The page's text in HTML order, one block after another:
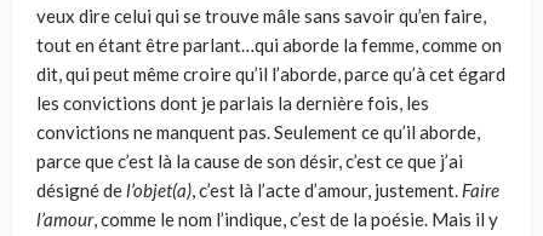
veux dire celui qui se trouve mâle sans savoir qu’en faire,
tout en étant être parlant…qui aborde la femme, comme on
dit, qui peut même croire qu’il l’aborde, parce qu’à cet égard
les convictions dont je parlais la dernière fois, les
convictions ne manquent pas. Seulement ce qu’il aborde,
parce que c’est là la cause de son désir, c’est ce que j’ai
désigné del’objet(a), c’est là l’acte d’amour, justement. Faire
l’amour, comme le nom l’indique, c’est de la poésie. Mais il y